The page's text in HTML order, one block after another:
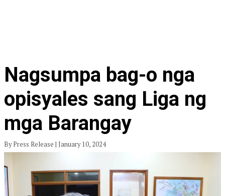
Nagsumpa bag-o nga
opisyales sang Liga ng
mga Barangay
By Press Release | January 10, 2024